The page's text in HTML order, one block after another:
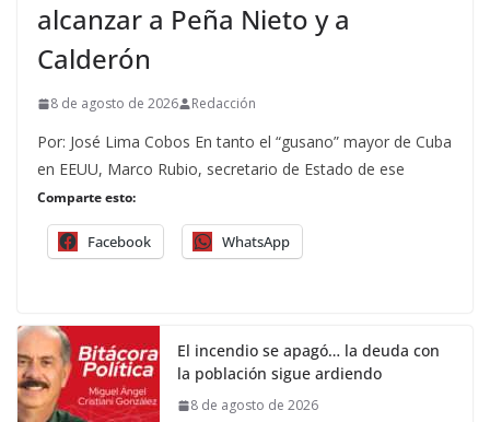
alcanzar a Peña Nieto y a
Calderón
8 de agosto de 2026 Redacción
Por: José Lima Cobos En tanto el “gusano” mayor de Cuba
en EEUU, Marco Rubio, secretario de Estado de ese
Comparte esto:
Facebook WhatsApp
El incendio se apagó… la deuda con
la población sigue ardiendo
8 de agosto de 2026